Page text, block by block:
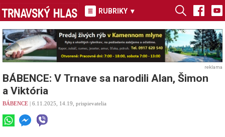
RUBRIKY ▾
reklama
BÁBENCE: V Trnave sa narodili Alan, Šimon
a Viktória
BÁBENCE | 6.11.2025, 14.19, prispievatelia